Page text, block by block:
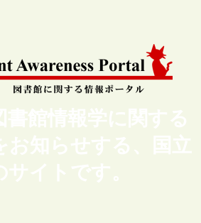
書館情報学に関する
お知らせする、国立
サイトです。